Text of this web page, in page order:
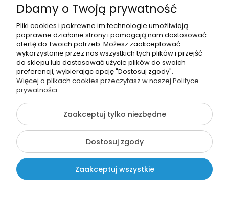
Moje konto
Pomoc
666963293
info@szkolnenaklejki.pl
©2026 Wszelkie Prawa Zastrzeżone | SzkolneNaklejki.pl
Dbamy o Twoją prywatność
Pliki cookies i pokrewne im technologie umożliwiają
poprawne działanie strony i pomagają nam dostosować
ofertę do Twoich potrzeb. Możesz zaakceptować
wykorzystanie przez nas wszystkich tych plików i przejść
do sklepu lub dostosować użycie plików do swoich
preferencji, wybierając opcję "Dostosuj zgody".
Więcej o plikach cookies przeczytasz w naszej Polityce
prywatności.
Zaakceptuj tylko niezbędne
Dostosuj zgody
Zaakceptuj wszystkie